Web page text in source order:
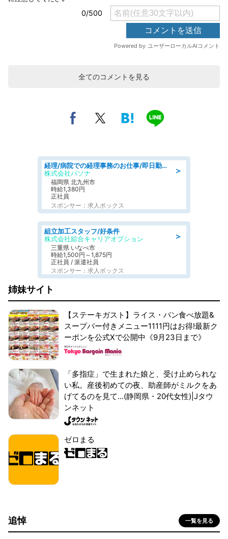
全てのコメントを見る
＞
経理/病院での経理事務のお仕事/即日勤務可/車通勤可/経理/一般事務
株式会社パソナ
福岡県 北九州市
時給1,380円
正社員
スポンサー：求人ボックス
＞
組立加工スタッフ/好条件
株式会社綜合キャリアオプション
三重県 いなべ市
時給1,500円～1,875円
正社員 / 派遣社員
スポンサー：求人ボックス
姉妹サイト
【ステーキガスト】ライス・パン食べ放題&
スープバー付きメニュー1111円はお得!最新ク
ーポンを公式Xで公開中《9月23日まで》
「多指症」で生まれた娘と、受け止められな
い私。産後初めての夜、助産師がミルクをあ
げてるのを見て...(静岡県・20代女性)|Jタウ
ンネット
ゼロまる
追悼 一覧を見る